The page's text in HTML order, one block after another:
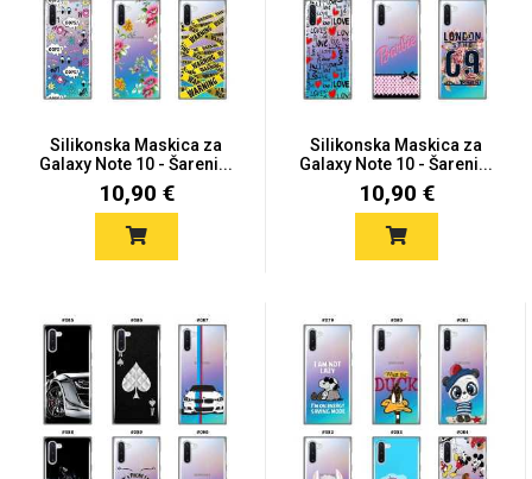
Silikonska Maskica za
Galaxy Note 10 - Šareni...
10,90 €
Silikonska Maskica za
Galaxy Note 10 - Šareni...
10,90 €